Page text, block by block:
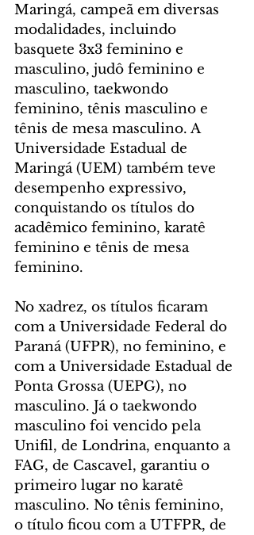
Maringá, campeã em diversas
modalidades, incluindo
basquete 3x3 feminino e
masculino, judô feminino e
masculino, taekwondo
feminino, tênis masculino e
tênis de mesa masculino. A
Universidade Estadual de
Maringá (UEM) também teve
desempenho expressivo,
conquistando os títulos do
acadêmico feminino, karatê
feminino e tênis de mesa
feminino.
No xadrez, os títulos ficaram
com a Universidade Federal do
Paraná (UFPR), no feminino, e
com a Universidade Estadual de
Ponta Grossa (UEPG), no
masculino. Já o taekwondo
masculino foi vencido pela
Unifil, de Londrina, enquanto a
FAG, de Cascavel, garantiu o
primeiro lugar no karatê
masculino. No tênis feminino,
o título ficou com a UTFPR, de